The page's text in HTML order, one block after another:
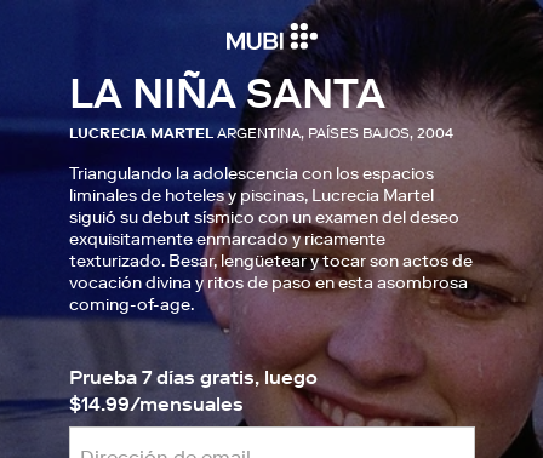
LA NIÑA SANTA
LUCRECIA MARTEL ARGENTINA, PAÍSES BAJOS, 2004
Triangulando la adolescencia con los espacios
liminales de hoteles y piscinas, Lucrecia Martel
siguió su debut sísmico con un examen del deseo
exquisitamente enmarcado y ricamente
texturizado. Besar, lengüetear y tocar son actos de
vocación divina y ritos de paso en esta asombrosa
coming-of-age.
Prueba 7 días gratis, luego
$14.99/mensuales